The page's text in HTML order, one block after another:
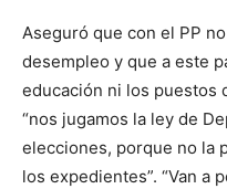
Aseguró que con el PP
desempleo y que a este
educación ni los puestos
“nos jugamos la ley de
elecciones, porque no la
los expedientes”. “Van a